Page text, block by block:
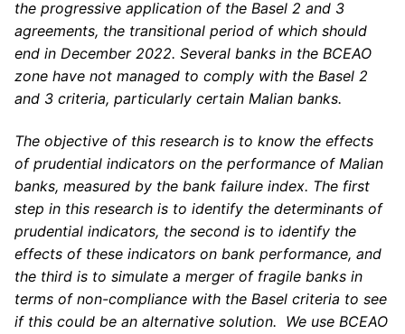
the progressive application of the Basel 2 and 3
agreements, the transitional period of which should
end in December 2022. Several banks in the BCEAO
zone have not managed to comply with the Basel 2
and 3 criteria, particularly certain Malian banks.
The objective of this research is to know the effects
of prudential indicators on the performance of Malian
banks, measured by the bank failure index. The first
step in this research is to identify the determinants of
prudential indicators, the second is to identify the
effects of these indicators on bank performance, and
the third is to simulate a merger of fragile banks in
terms of non-compliance with the Basel criteria to see
if this could be an alternative solution. We use BCEAO